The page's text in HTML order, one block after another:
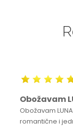
Obožavam
Obožavam
romantične i